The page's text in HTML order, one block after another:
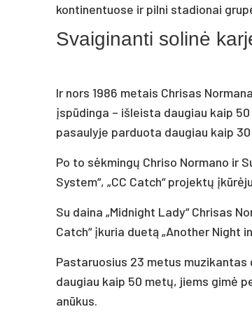
kontinentuose ir pilni stadionai
Svaiginanti solinė
Ir nors 1986 metais Chrisas
įspūdinga – išleista daugiau kaip
pasaulyje parduota daugiau kaip
Po to sėkmingų Chriso Normano ir
System“, „CC Catch“ projektų
Su daina „Midnight Lady“ Chrisas
Catch“ įkuria duetą „Another Night
Pastaruosius 23 metus
daugiau kaip 50 metų, jiems gimė
anūkus.